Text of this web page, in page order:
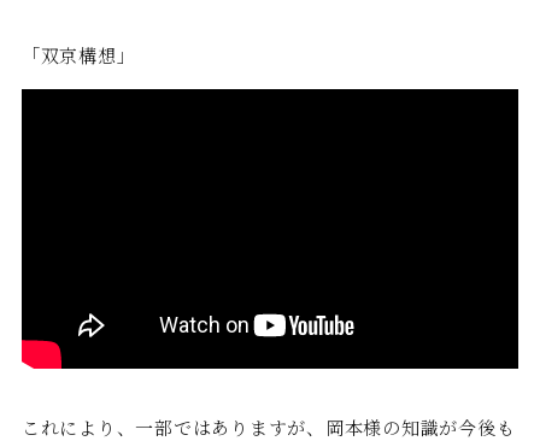
「双京構想」
これにより、一部ではありますが、岡本様の知識が今後も